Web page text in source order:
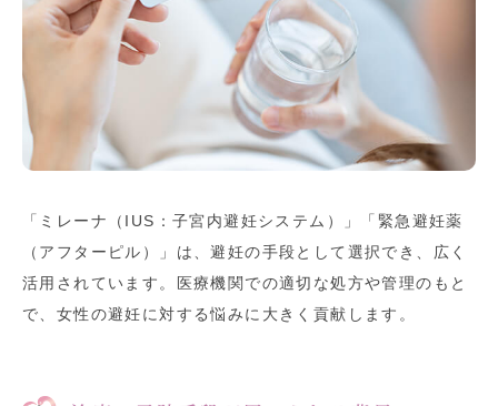
「ミレーナ（IUS：子宮内避妊システム）」「緊急避妊薬
（アフターピル）」は、避妊の手段として選択でき、広く
活用されています。医療機関での適切な処方や管理のもと
で、女性の避妊に対する悩みに大きく貢献します。